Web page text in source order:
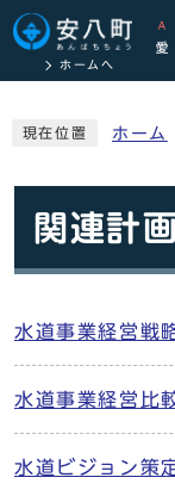
ホームへ
現在位置 ホーム
関連計画
水道事業経営戦
水道事業経営比
水道ビジョン策